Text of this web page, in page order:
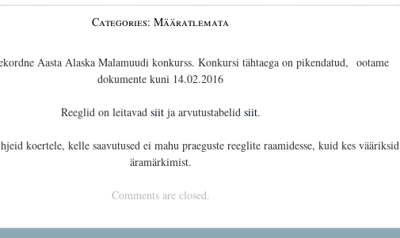
Categories: Määratlemata
Aasta Alaska Malamuudi konkurss. Konkursi tähtaega on pikendatud, ootame
dokumente kuni 14.02.2016
Reeglid on leitavad siitja arvutustabelid siit.
koertele, kelle saavutused ei mahu praeguste reeglite raamidesse, kuid kes vääriksid
äramärkimist.
Comments are closed.